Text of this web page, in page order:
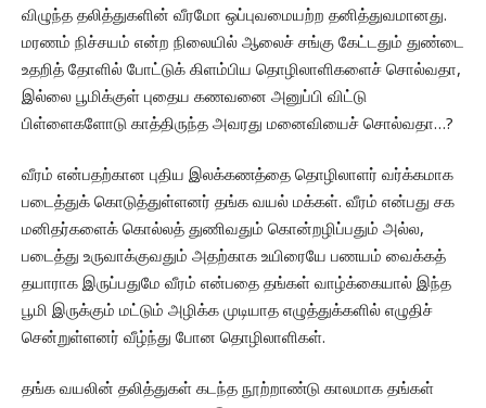
விழுந்த தலித்துகளின் வீரமோ ஒப்புவமையற்ற தனித்துவமானது.
மரணம் நிச்சயம் என்ற நிலையில் ஆலைச் சங்கு கேட்டதும் துண்டை
உதறித் தோளில் போட்டுக் கிளம்பிய தொழிலாளிகளைச் சொல்வதா,
இல்லை பூமிக்குள் புதைய கணவனை அனுப்பி விட்டு
பிள்ளைகளோடு காத்திருந்த அவரது மனைவியைச் சொல்வதா…?
வீரம் என்பதற்கான புதிய இலக்கணத்தை தொழிலாளர் வர்க்கமாக
படைத்துக் கொடுத்துள்ளனர் தங்க வயல் மக்கள். வீரம் என்பது சக
மனிதர்களைக் கொல்லத் துணிவதும் கொன்றழிப்பதும் அல்ல,
படைத்து உருவாக்குவதும் அதற்காக உயிரையே பணயம் வைக்கத்
தயாராக இருப்பதுமே வீரம் என்பதை தங்கள் வாழ்க்கையால் இந்த
பூமி இருக்கும் மட்டும் அழிக்க முடியாத எழுத்துக்களில் எழுதிச்
சென்றுள்ளனர் வீழ்ந்து போன தொழிலாளிகள்.
தங்க வயலின் தலித்துகள் கடந்த நூற்றாண்டு காலமாக தங்கள்